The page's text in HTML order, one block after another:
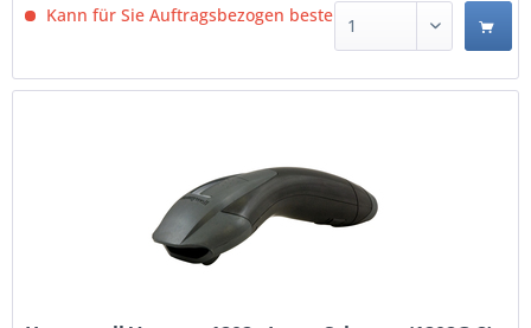
Kann für Sie Auftragsbezogen bestellt werden.